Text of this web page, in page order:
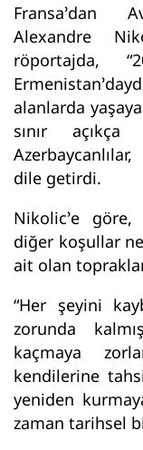
Fransa’dan
Alexandre
röportajda,
alanlarda
sınır
dile getirdi.
Nikolic’e
diğer koşullar
ait olan
“Her şeyini
zorunda
kaçmaya
kendilerine
yeniden
zaman tarihsel